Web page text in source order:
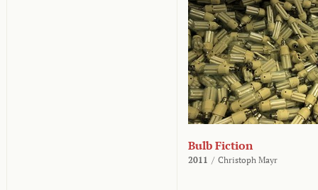
Bulb Fiction
2011 / Christoph Mayr